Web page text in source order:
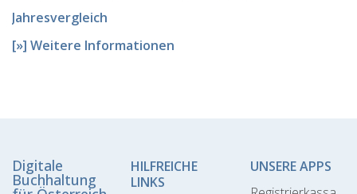
Jahresvergleich
[»] Weitere Informationen
Digitale
Buchhaltung
HILFREICHE
LINKS
UNSERE APPS